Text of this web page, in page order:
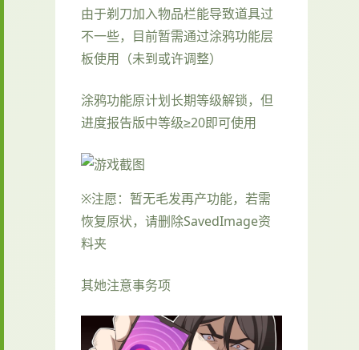
由于剃刀加入物品栏能导致道具过
不一些，目前暂需通过涂鸦功能层
板使用（未到或许调整）
涂鸦功能原计划长期等级解锁，但
进度报告版中等级≥20即可使用
※注愿：暂无毛发再产功能，若需
恢复原状，请删除SavedImage资
料夹
其她注意事务项